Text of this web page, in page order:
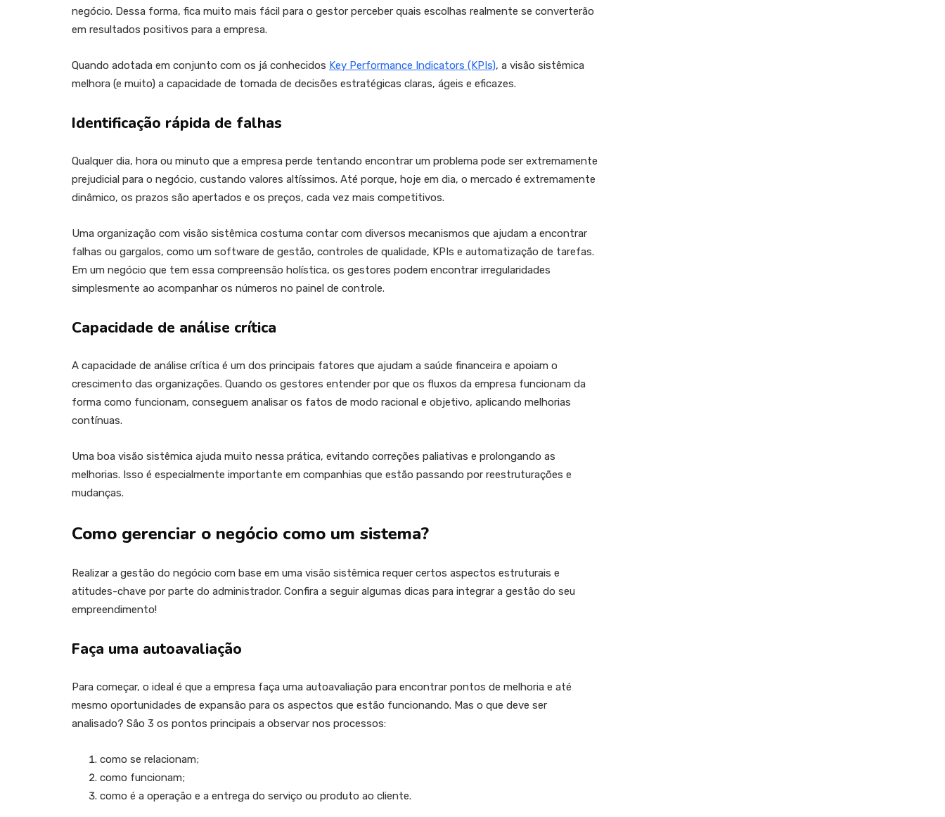
negócio. Dessa forma, fica muito mais fácil para o gestor perceber quais escolhas realmente se converterão
em resultados positivos para a empresa.
Quando adotada em conjunto com os já conhecidos Key Performance Indicators (KPIs), a visão sistêmica
melhora (e muito) a capacidade de tomada de decisões estratégicas claras, ágeis e eficazes.
Identificação rápida de falhas
Qualquer dia, hora ou minuto que a empresa perde tentando encontrar um problema pode ser extremamente
prejudicial para o negócio, custando valores altíssimos. Até porque, hoje em dia, o mercado é extremamente
dinâmico, os prazos são apertados e os preços, cada vez mais competitivos.
Uma organização com visão sistêmica costuma contar com diversos mecanismos que ajudam a encontrar
falhas ou gargalos, como um software de gestão, controles de qualidade, KPIs e automatização de tarefas.
Em um negócio que tem essa compreensão holística, os gestores podem encontrar irregularidades
simplesmente ao acompanhar os números no painel de controle.
Capacidade de análise crítica
A capacidade de análise crítica é um dos principais fatores que ajudam a saúde financeira e apoiam o
crescimento das organizações. Quando os gestores entender por que os fluxos da empresa funcionam da
forma como funcionam, conseguem analisar os fatos de modo racional e objetivo, aplicando melhorias
contínuas.
Uma boa visão sistêmica ajuda muito nessa prática, evitando correções paliativas e prolongando as
melhorias. Isso é especialmente importante em companhias que estão passando por reestruturações e
mudanças.
Como gerenciar o negócio como um sistema?
Realizar a gestão do negócio com base em uma visão sistêmica requer certos aspectos estruturais e
atitudes-chave por parte do administrador. Confira a seguir algumas dicas para integrar a gestão do seu
empreendimento!
Faça uma autoavaliação
Para começar, o ideal é que a empresa faça uma autoavaliação para encontrar pontos de melhoria e até
mesmo oportunidades de expansão para os aspectos que estão funcionando. Mas o que deve ser
analisado? São 3 os pontos principais a observar nos processos:
como se relacionam;
como funcionam;
como é a operação e a entrega do serviço ou produto ao cliente.